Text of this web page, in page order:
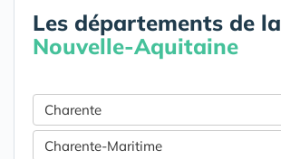
Les départements de la
Nouvelle-Aquitaine
Charente
Charente-Maritime